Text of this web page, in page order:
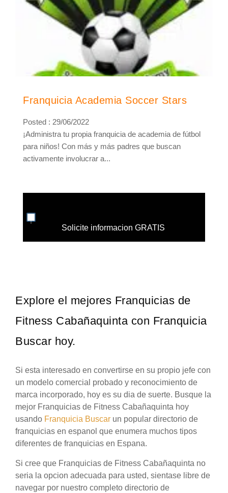
Franquicia Academia Soccer Stars
Posted : 29/06/2022
¡Administra tu propia franquicia de academia de fútbol
para niños! Con más y más padres que buscan
activamente involucrar a...
Solicite informacion GRATIS
Explore el mejores Franquicias de
Fitness Cabañaquinta con Franquicia
Buscar hoy.
Si esta interesado en convertirse en su propio jefe con
un modelo comercial probado y reconocimiento de
marca incorporado, hoy es su dia de suerte. Busque la
mejor Franquicias de Fitness Cabañaquinta hoy
usando Franquicia Buscar un popular directorio de
franquicias en espanol que enumera muchos tipos
diferentes de franquicias en Espana.
Si cree que Franquicias de Fitness Cabañaquinta no
seria la opcion adecuada para usted, sientase libre de
navegar por nuestro completo directorio de